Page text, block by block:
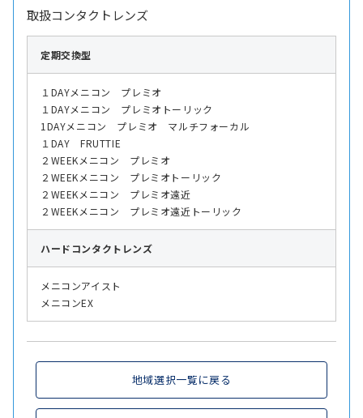
取扱コンタクトレンズ
定期交換型
１DAYメニコン プレミオ
１DAYメニコン プレミオトーリック
1DAYメニコン プレミオ マルチフォーカル
１DAY FRUTTIE
２WEEKメニコン プレミオ
２WEEKメニコン プレミオトーリック
２WEEKメニコン プレミオ遠近
２WEEKメニコン プレミオ遠近トーリック
ハード コンタクトレンズ
メニコンアイスト
メニコンEX
地域選択一覧に戻る